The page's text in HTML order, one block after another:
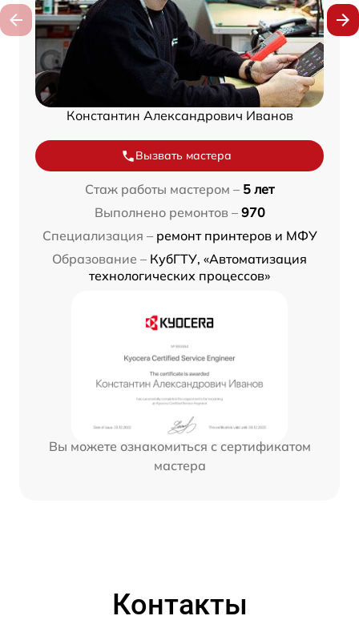
Константин Александрович Иванов
Вызвать мастера
Стаж работы мастером – 5 лет
Выполнено ремонтов – 970
Специализация – ремонт принтеров и МФУ
Образование – КубГТУ, «Автоматизация
технологических процессов»
Вы можете ознакомиться с сертификатом
мастера
Контакты